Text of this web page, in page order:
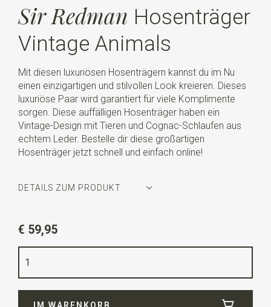
Sir Redman Hosenträger
Vintage Animals
Mit diesen luxuriösen Hosenträgern kannst du im Nu
einen einzigartigen und stilvollen Look kreieren. Dieses
luxuriöse Paar wird garantiert für viele Komplimente
sorgen. Diese auffälligen Hosenträger haben ein
Vintage-Design mit Tieren und Cognac-Schlaufen aus
echtem Leder. Bestelle dir diese großartigen
Hosenträger jetzt schnell und einfach online!
DETAILS ZUM PRODUKT
Farbe
Qualität
€ 59,95